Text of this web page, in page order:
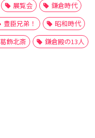
展覧会
鎌倉時代
豊臣兄弟！
昭和時代
葛飾北斎 鎌倉殿の13人